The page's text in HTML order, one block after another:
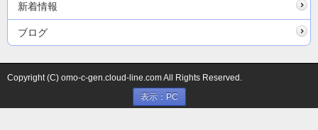
新着情報
ブログ
Copyright (C) omo-c-gen.cloud-line.com All Rights Reserved.
表示：PC